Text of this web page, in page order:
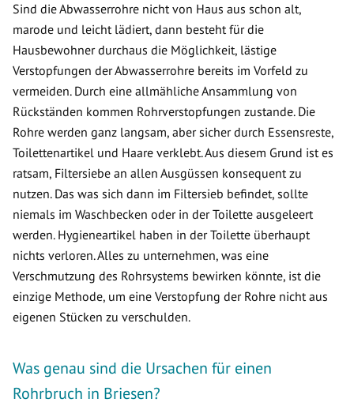
Sind die Abwasserrohre nicht von Haus aus schon alt,
marode und leicht lädiert, dann besteht für die
Hausbewohner durchaus die Möglichkeit, lästige
Verstopfungen der Abwasserrohre bereits im Vorfeld zu
vermeiden. Durch eine allmähliche Ansammlung von
Rückständen kommen Rohrverstopfungen zustande. Die
Rohre werden ganz langsam, aber sicher durch Essensreste,
Toilettenartikel und Haare verklebt. Aus diesem Grund ist es
ratsam, Filtersiebe an allen Ausgüssen konsequent zu
nutzen. Das was sich dann im Filtersieb befindet, sollte
niemals im Waschbecken oder in der Toilette ausgeleert
werden. Hygieneartikel haben in der Toilette überhaupt
nichts verloren. Alles zu unternehmen, was eine
Verschmutzung des Rohrsystems bewirken könnte, ist die
einzige Methode, um eine Verstopfung der Rohre nicht aus
eigenen Stücken zu verschulden.
Was genau sind die Ursachen für einen
Rohrbruch in Briesen?